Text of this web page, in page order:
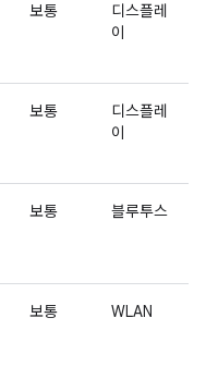
보통
디스플레
이
보통
디스플레
이
보통 블루투스
보통 WLAN